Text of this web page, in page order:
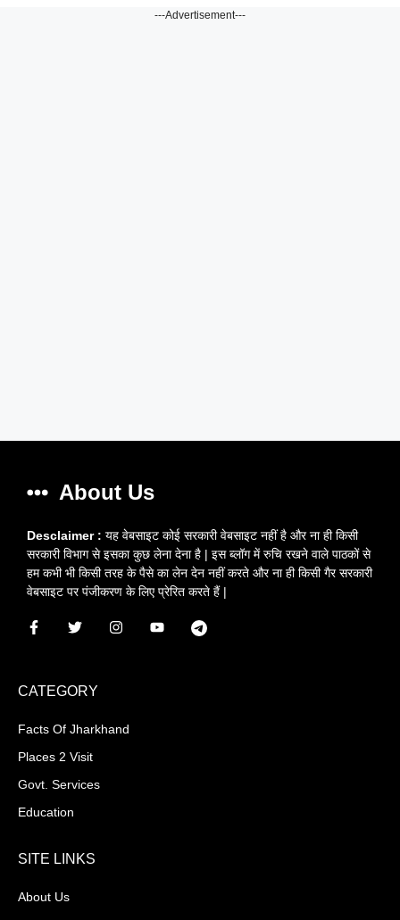
---Advertisement---
About Us
Desclaimer : यह वेबसाइट कोई सरकारी वेबसाइट नहीं है और ना ही किसी
सरकारी विभाग से इसका कुछ लेना देना है | इस ब्लॉग में रुचि रखने वाले पाठकों से
हम कभी भी किसी तरह के पैसे का लेन देन नहीं करते और ना ही किसी गैर सरकारी
वेबसाइट पर पंजीकरण के लिए प्रेरित करते हैं |
CATEGORY
Facts Of Jharkhand
Places 2 Visit
Govt. Services
Education
SITE LINKS
About Us